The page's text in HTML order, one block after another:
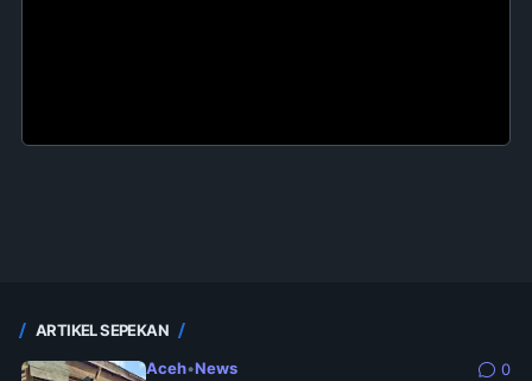
ARTIKEL SEPEKAN
Aceh•News 0